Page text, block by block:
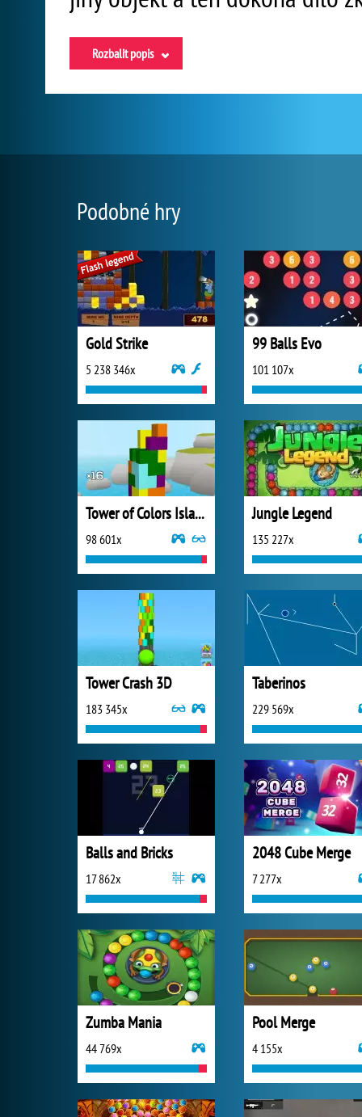
Rozbalit popis
Podobné hry
Gold Strike
5 238 346x
99 Balls Evo
101 107x
Tower of Colors Island Edition
98 601x
Jungle Legend
135 227x
Tower Crash 3D
183 345x
Taberinos
229 569x
Balls and Bricks
17 862x
2048 Cube Merge
7 277x
Zumba Mania
44 769x
Pool Merge
4 155x